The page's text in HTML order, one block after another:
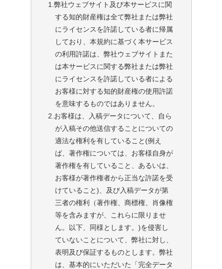
1.弊社ウェブサイト及び本サービスに関
する知的財産権は全て弊社または弊社
にライセンスを許諾している者に帰属
しており、本規約に基づく本サービス
の利用許諾は、弊社ウェブサイトまた
は本サービスに関する弊社または弊社
にライセンスを許諾している者による
お客様に対する知的財産権の使用許諾
を意味するものではありません。
2.お客様は、入稿データについて、自ら
が入稿その他送信することについての
適法な権利を有していること(例え
ば、著作権については、お客様自身が
著作権を有していること、あるいは、
お客様が著作権者から正当な許諾を受
けていること)、及び入稿データが第
三者の権利（著作権、商標権、肖像権
等を含みますが、これらに限りませ
ん。以下、同様とします。)を侵害し
ていないことについて、弊社に対し、
表明及び保証するものとします。弊社
は、基本的にいただいた「完全データ